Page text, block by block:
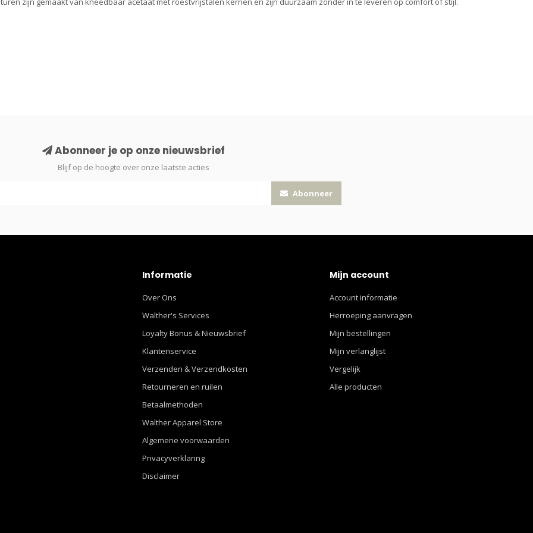
Abonneer je op onze nieuwsbrief
Blijf op de hoogte over onze laatste acties
Abonneer
Informatie
Over Ons
Walther's Services
Loyalty Bonus & Nieuwsbrief
Klantenservice
Verzenden & Verzendkosten
Retourneren en ruilen
Betaalmethoden
Walther Apparel Store
Algemene voorwaarden
Privacyverklaring
Disclaimer
Mijn account
Account informatie
Herroeping aanvragen
Mijn bestellingen
Mijn verlanglijst
Vergelijk
Alle producten